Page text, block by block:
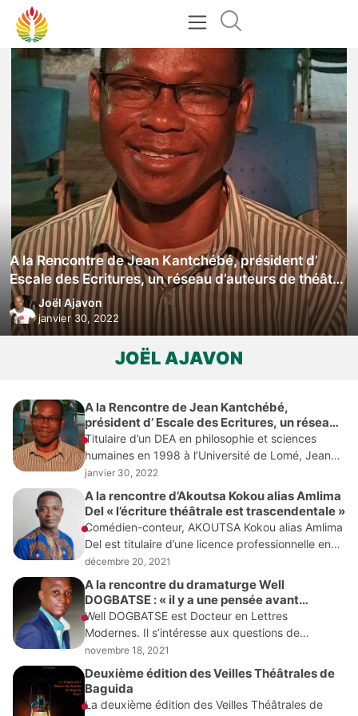
A la Rencontre de Jean Kantchébé, président d’
Escale des Ecritures, un réseau d’auteurs de théâtre
qui fonctionne jusqu’au-delà des frontières
togolaises
Joël Ajavon
janvier 30, 2022
JOËL AJAVON
A la Rencontre de Jean Kantchébé,
président d’ Escale des Ecritures, un réseau
d’auteurs de théâtre qui fonctionne jusqu’au-
delà des frontières togolaises
Titulaire d’un DEA en philosophie et sciences
humaines en 1998 à l’Université de Lomé, Jean
Kantchébé est lauréat de plusieurs prix et
distinctions parmi lesquels deux prix Plumes
togolaises en
janvier 30, 2022
A la rencontre d’Akoutsa Kokou alias Amlima
Del « l’écriture théâtrale est trascendentale »
Comédien-conteur, AKOUTSA Kokou alias Amlima
Del est titulaire d’une licence professionnelle en
aptitude pédagogique. Président de
l’association Arts et Culture-Atopani (ARC-ATO), il
dirige entre autres le Festival des Arts de la
décembre 20, 2021
A la rencontre du dramaturge Well
DOGBATSE : « il y a une pensée avant
l’écriture »
Well DOGBATSE est Docteur en Lettres
Modernes. Il s’intéresse aux questions de
l’informe et de la tradition en littérature.
Professeur de Français au lycée, DOGBATSE est
également chargé de cours
novembre 18, 2021
Deuxième édition des Veilles Théâtrales de
Baguida
La deuxième édition des Veilles Théâtrales de